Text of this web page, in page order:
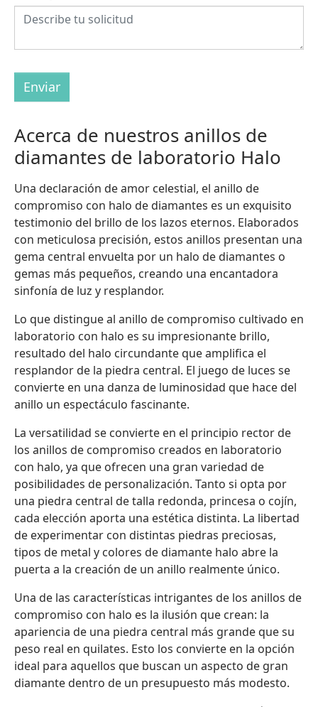
Enviar
Acerca de nuestros anillos de
diamantes de laboratorio Halo
Una declaración de amor celestial, el anillo de
compromiso con halo de diamantes es un exquisito
testimonio del brillo de los lazos eternos. Elaborados
con meticulosa precisión, estos anillos presentan una
gema central envuelta por un halo de diamantes o
gemas más pequeños, creando una encantadora
sinfonía de luz y resplandor.
Lo que distingue al anillo de compromiso cultivado en
laboratorio con halo es su impresionante brillo,
resultado del halo circundante que amplifica el
resplandor de la piedra central. El juego de luces se
convierte en una danza de luminosidad que hace del
anillo un espectáculo fascinante.
La versatilidad se convierte en el principio rector de
los anillos de compromiso creados en laboratorio
con halo, ya que ofrecen una gran variedad de
posibilidades de personalización. Tanto si opta por
una piedra central de talla redonda, princesa o cojín,
cada elección aporta una estética distinta. La libertad
de experimentar con distintas piedras preciosas,
tipos de metal y colores de diamante halo abre la
puerta a la creación de un anillo realmente único.
Una de las características intrigantes de los anillos de
compromiso con halo es la ilusión que crean: la
apariencia de una piedra central más grande que su
peso real en quilates. Esto los convierte en la opción
ideal para aquellos que buscan un aspecto de gran
diamante dentro de un presupuesto más modesto.